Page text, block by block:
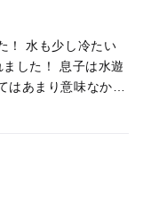
たい
子は水遊
グリの小さいのが
い場のシャワーも